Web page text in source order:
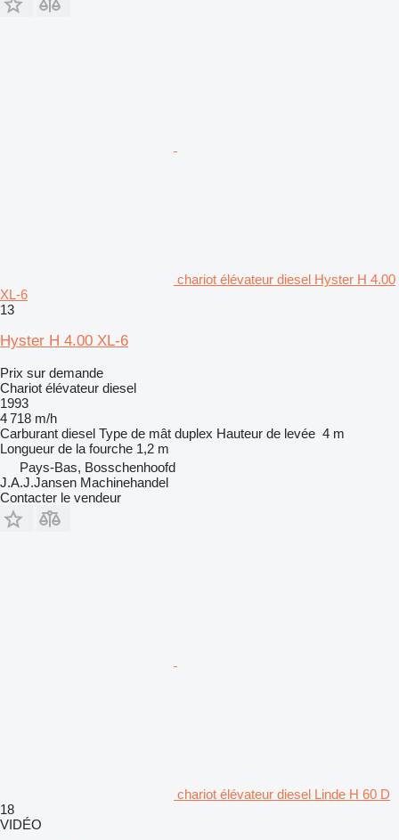
chariot élévateur diesel Hyster H 4.00
XL-6
13
Hyster H 4.00 XL-6
Prix sur demande
Chariot élévateur diesel
1993
4 718 m/h
Carburant diesel Type de mât duplex Hauteur de levée 4 m
Longueur de la fourche 1,2 m
Pays-Bas, Bosschenhoofd
J.A.J.Jansen Machinehandel
Contacter le vendeur
chariot élévateur diesel Linde H 60 D
18
VIDÉO